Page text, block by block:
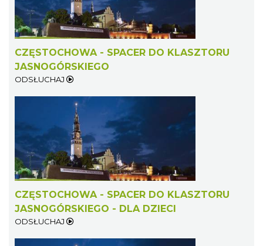
CZĘSTOCHOWA - SPACER DO KLASZTORU
JASNOGÓRSKIEGO
ODSŁUCHAJ
CZĘSTOCHOWA - SPACER DO KLASZTORU
JASNOGÓRSKIEGO - DLA DZIECI
ODSŁUCHAJ